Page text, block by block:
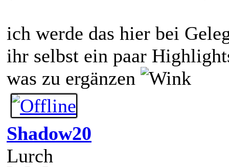
ich werde das hier bei
ihr selbst ein paar
was zu ergänzen
Shadow20
Lurch